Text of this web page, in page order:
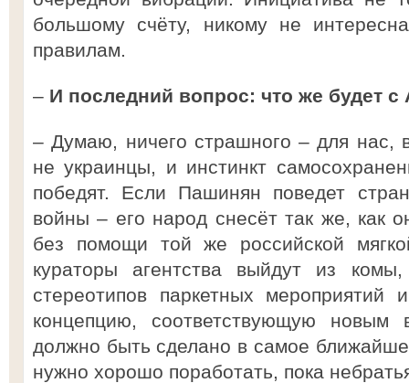
большому счёту, никому не
правилам.
– И последний вопрос: что же будет
– Думаю, ничего страшного – для нас,
не украинцы, и инстинкт
победят. Если Пашинян поведет
войны – его народ снесёт так же, как
без помощи той же российской
кураторы агентства выйдут из
стереотипов паркетных мероприятий
концепцию, соответствующую
должно быть сделано в самое
нужно хорошо поработать, пока